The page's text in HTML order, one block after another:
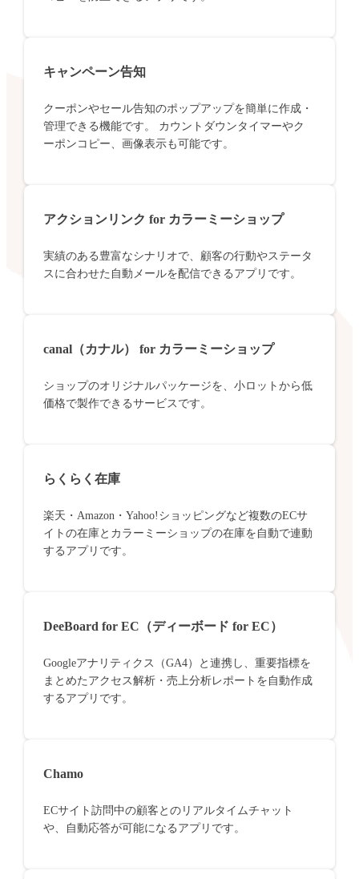
キャンペーン告知
クーポンやセール告知のポップアップを簡単に作成・
管理できる機能です。 カウントダウンタイマーやク
ーポンコピー、画像表示も可能です。
アクションリンク for カラーミーショップ
実績のある豊富なシナリオで、顧客の行動やステータ
スに合わせた自動メールを配信できるアプリです。
canal（カナル） for カラーミーショップ
ショップのオリジナルパッケージを、小ロットから低
価格で製作できるサービスです。
らくらく在庫
楽天・Amazon・Yahoo!ショッピングなど複数のECサ
イトの在庫とカラーミーショップの在庫を自動で連動
するアプリです。
DeeBoard for EC（ディーボード for EC）
Googleアナリティクス（GA4）と連携し、重要指標を
まとめたアクセス解析・売上分析レポートを自動作成
するアプリです。
Chamo
ECサイト訪問中の顧客とのリアルタイムチャット
や、自動応答が可能になるアプリです。